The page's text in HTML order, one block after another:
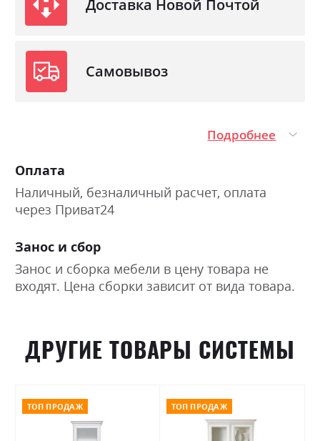
Доставка Новой Почтой
Самовывоз
Подробнее
Оплата
Наличный, безналичный расчет, оплата
через Приват24
Занос и сбор
Занос и сборка мебели в цену товара не
входят. Цена сборки зависит от вида товара.
ДРУГИЕ ТОВАРЫ СИСТЕМЫ
ТОП ПРОДАЖ ТОП ПРОДАЖ